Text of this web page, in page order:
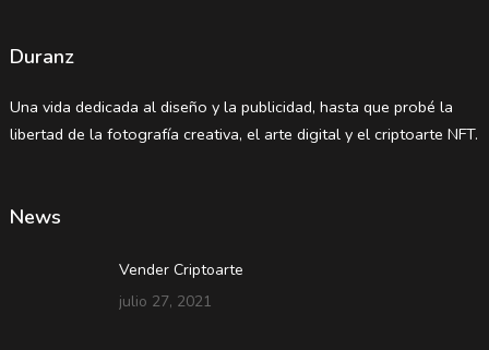
Duranz
Una vida dedicada al diseño y la publicidad, hasta que probé la
libertad de la fotografía creativa, el arte digital y el criptoarte NFT.
News
Vender Criptoarte
julio 27, 2021